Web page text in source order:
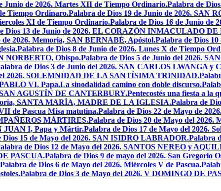
Junio de 2026. Martes XII de Tiempo Ordinario.Palabra de
Tiempo Ordinaro.Palabra de Dios 19 de Junio de 2026. SAN
XI de Tiempo Ordinario.Palabra de Dios 16 de Junio de
Dios 13 de Junio de 2026. EL CORAZÓN INMACULADO
de 2026. Memoria, SAN BERNABÉ, Apóstol.Palabra de Dios
Palabra de Dios 8 de Junio de 2026. Lunes X de Tiempo
NORBERTO, Obispo.Palabra de Dios 5 de Junio del 2026.
de Dios 3 de Junio del 2026. SAN CARLOS LWANGA y
2026. SOLEMNIDAD DE LA SANTÍSIMA TRINIDAD.
VI, Papa.La sinodalidad camino con doble discurso.
SAN AGUSTÍN DE CANTERBURY.Pentecostés una fiesta a la
SANTA MARÍA, MADRE DE LA IGLESIA.Palabra de
de Pascua Misa matutina.Palabra de Dios 22 de Mayo de
MÁRTIRES.Palabra de Dios 20 de Mayo del 2026.
JUAN I, Papa y Mártir.Palabra de Dios 17 de Mayo del 2026.
Dios 15 de Mayo del 2026. SAN ISIDRO LABRADOR.Palabra
de Dios 12 de Mayo del 2026. SANTOS NEREO y
PASCUA.Palabra de Dios 9 de mayo del 2026. San Gregorio
Palabra de Dios 6 de Mayo del 2026. Miércoles V de Pascua.
Palabra de Dios 3 de Mayo del 2026. V DOMINGO DE